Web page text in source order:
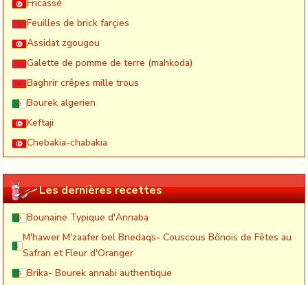
Fricassé
Feuilles de brick farçies
Assidat zgougou
Galette de pomme de terre (mahkoda)
Baghrir crêpes mille trous
Bourek algerien
Keftaji
Chebakia-chabakia
Les dernières recettes
Bounaïne Typique d'Annaba
M'hawer M'zaafer bel Bnedaqs- Couscous Bônois de Fêtes au
Safran et Fleur d'Oranger
Brika- Bourek annabi authentique